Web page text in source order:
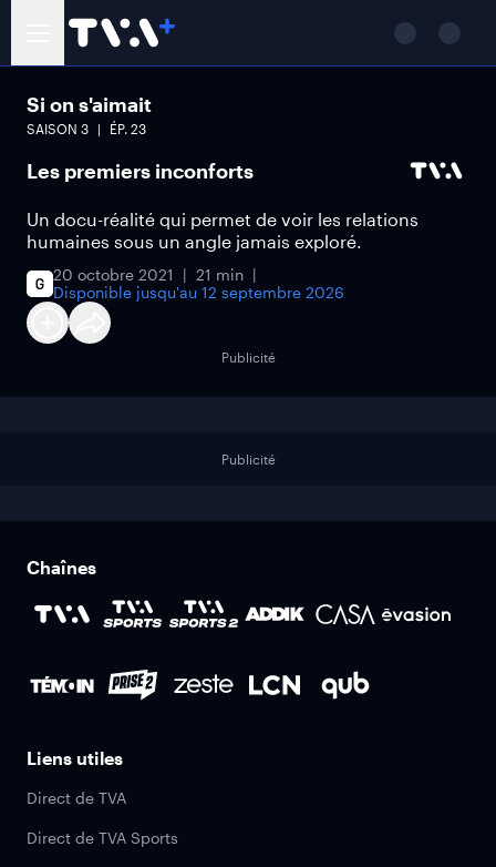
Si on s'aimait
SAISON 3 ÉP. 23
Les premiers inconforts
Un docu-réalité qui permet de voir les relations
humaines sous un angle jamais exploré.
20 octobre 2021
21 min
Disponible jusqu'au 12 septembre 2026
Publicité
Publicité
Chaînes
Liens utiles
Direct de TVA
Direct de TVA Sports